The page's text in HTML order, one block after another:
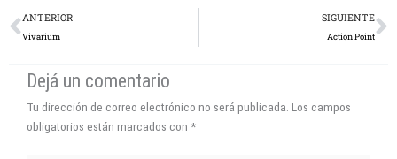
Prev
ANTERIOR
Vivarium
SIGUIENTE
Action Point
Dejá un comentario
Tu dirección de correo electrónico no será publicada. Los campos
obligatorios están marcados con *